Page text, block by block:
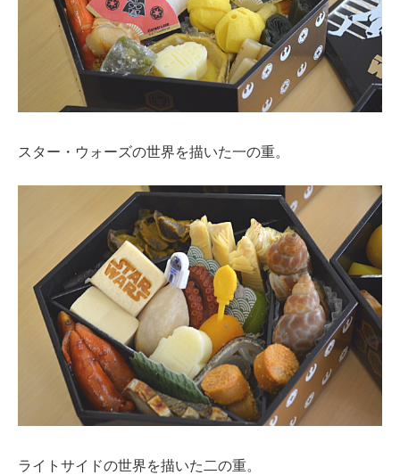
スター・ウォーズの世界を描いた一の重。
ライトサイドの世界を描いた二の重。